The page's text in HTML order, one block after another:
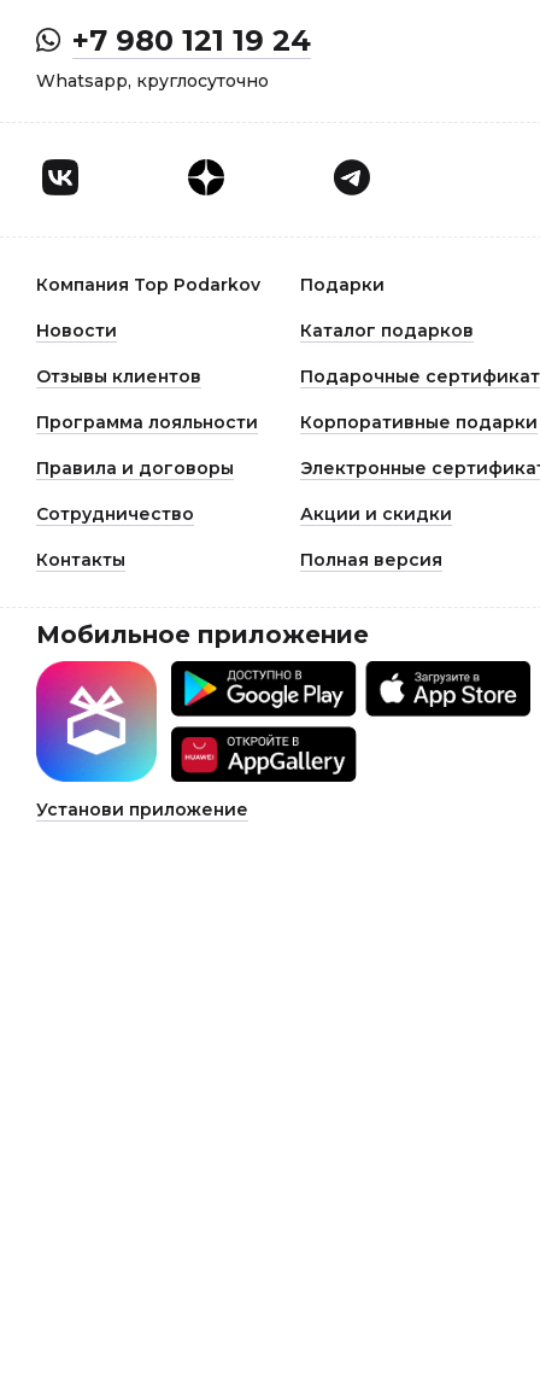
+7 980 121 19 24
Whatsapp, круглосуточно
Компания Top Podarkov Подарки
Новости Каталог подарков
Отзывы клиентов Подарочные
Программа лояльности Корпоративные подарки
Правила и договоры Электронные
Сотрудничество Акции и скидки
Контакты Полная версия
Мобильное приложение
Установи приложение